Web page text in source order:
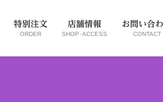
特別注文
ORDER
店舗情報
SHOP･ACCESS
お問い合
CONTACT